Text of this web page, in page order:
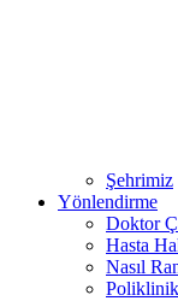
Şehrimiz
Yönlendirme
Doktor
Hasta
Nasıl